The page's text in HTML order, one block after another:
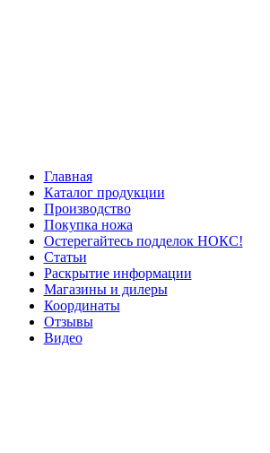
Главная
Каталог продукции
Производство
Покупка ножа
Остерегайтесь подделок НОКС!
Статьи
Раскрытие информации
Магазины и дилеры
Координаты
Отзывы
Видео